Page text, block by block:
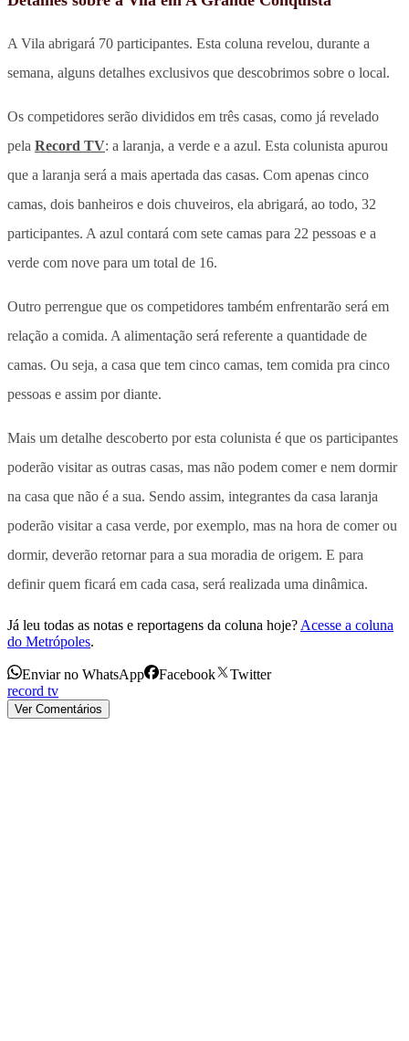
A Vila abrigará 70 participantes. Esta coluna revelou, durante a
semana, alguns detalhes exclusivos que descobrimos sobre o local.
Os competidores serão divididos em três casas, como já revelado
pela Record TV: a laranja, a verde e a azul. Esta colunista apurou
que a laranja será a mais apertada das casas. Com apenas cinco
camas, dois banheiros e dois chuveiros, ela abrigará, ao todo, 32
participantes. A azul contará com sete camas para 22 pessoas e a
verde com nove para um total de 16.
Outro perrengue que os competidores também enfrentarão será em
relação a comida. A alimentação será referente a quantidade de
camas. Ou seja, a casa que tem cinco camas, tem comida pra cinco
pessoas e assim por diante.
Mais um detalhe descoberto por esta colunista é que os participantes
poderão visitar as outras casas, mas não podem comer e nem dormir
na casa que não é a sua. Sendo assim, integrantes da casa laranja
poderão visitar a casa verde, por exemplo, mas na hora de comer ou
dormir, deverão retornar para a sua moradia de origem. E para
definir quem ficará em cada casa, será realizada uma dinâmica.
Já leu todas as notas e reportagens da coluna hoje? Acesse a coluna
do Metrópoles.
Enviar no WhatsApp Facebook
Twitter
record tv
Ver Comentários